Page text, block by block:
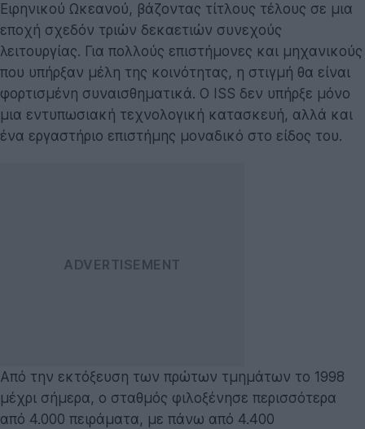
Ειρηνικού Ωκεανού, βάζοντας τίτλους τέλους σε μια
εποχή σχεδόν τριών δεκαετιών συνεχούς
λειτουργίας. Για πολλούς επιστήμονες και μηχανικούς
που υπήρξαν μέλη της κοινότητας, η στιγμή θα είναι
φορτισμένη συναισθηματικά. Ο ISS δεν υπήρξε μόνο
μια εντυπωσιακή τεχνολογική κατασκευή, αλλά και
ένα εργαστήριο επιστήμης μοναδικό στο είδος του.
Από την εκτόξευση των πρώτων τμημάτων το 1998
μέχρι σήμερα, ο σταθμός φιλοξένησε περισσότερα
από 4.000 πειράματα, με πάνω από 4.400